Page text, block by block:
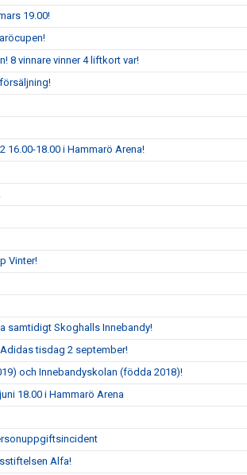
19.00!
8 vinnare vinner 4 liftkort var!
18.00 i Hammarö Arena!
Vinter!
samtidigt Skoghalls Innebandy!
tisdag 2 september!
och Innebandyskolan (födda 2018)!
18.00 i Hammarö Arena
Alfa!